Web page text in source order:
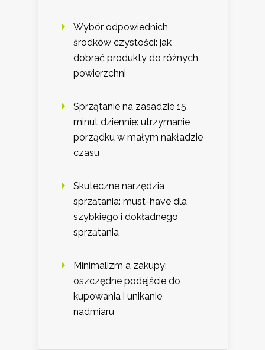
Wybór odpowiednich
środków czystości: jak
dobrać produkty do różnych
powierzchni
Sprzątanie na zasadzie 15
minut dziennie: utrzymanie
porządku w małym nakładzie
czasu
Skuteczne narzędzia
sprzątania: must-have dla
szybkiego i dokładnego
sprzątania
Minimalizm a zakupy:
oszczędne podejście do
kupowania i unikanie
nadmiaru